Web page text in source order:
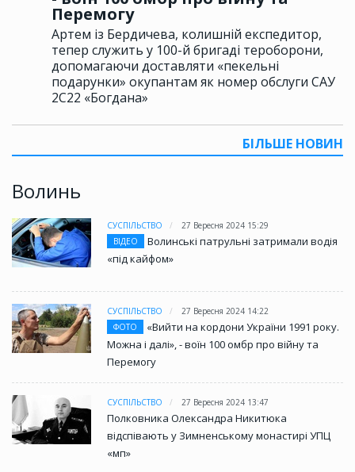
Перемогу
Артем із Бердичева, колишній експедитор,
тепер служить у 100-й бригаді тероборони,
допомагаючи доставляти «пекельні
подарунки» окупантам як номер обслуги САУ
2С22 «Богдана»
БІЛЬШЕ НОВИН
Волинь
СУСПІЛЬСТВО
27 Вересня 2024 15:29
ВІДЕО
Волинські патрульні затримали водія
«під кайфом»
СУСПІЛЬСТВО
27 Вересня 2024 14:22
ФОТО
«Вийти на кордони України 1991 року.
Можна і далі», - воїн 100 омбр про війну та
Перемогу
СУСПІЛЬСТВО 27 Вересня 2024 13:47
Полковника Олександра Никитюка
відспівають у Зимненському монастирі УПЦ
«мп»